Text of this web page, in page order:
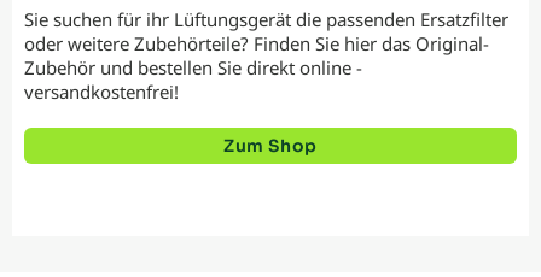
Sie suchen für ihr Lüftungsgerät die passenden Ersatzfilter
oder weitere Zubehörteile? Finden Sie hier das Original-
Zubehör und bestellen Sie direkt online -
versandkostenfrei!
Zum Shop